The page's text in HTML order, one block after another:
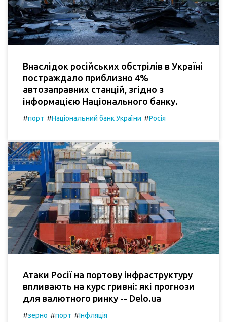
Внаслідок російських обстрілів в Україні
постраждало приблизно 4%
автозаправних станцій, згідно з
інформацією Національного банку.
#порт #Національний банк України #Росія
Атаки Росії на портову інфраструктуру
впливають на курс гривні: які прогнози
для валютного ринку -- Delo.ua
#зерно #порт #Інфляція